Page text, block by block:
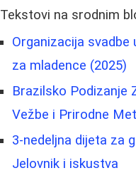
Tekstovi na srodnim
Organizacija
za mladence (2025)
Brazilsko Podizanje
Vežbe i Prirodne
3-nedeljna dijeta za
Jelovnik i iskustva